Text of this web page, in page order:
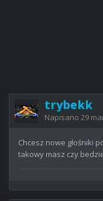
trybekk
Napisano 29
Chcesz nowe głośniki
takowy masz czy